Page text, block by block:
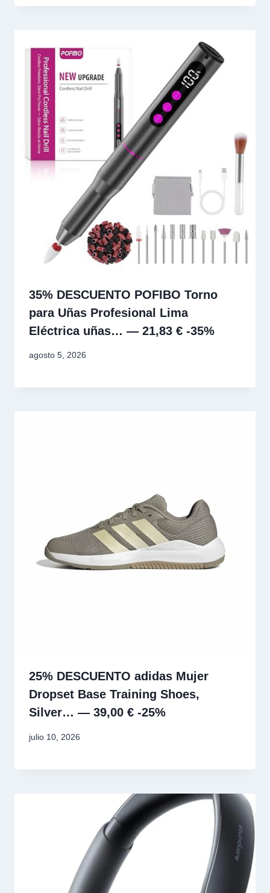
35% DESCUENTO POFIBO Torno
para Uñas Profesional Lima
Eléctrica uñas… — 21,83 € -35%
agosto 5, 2026
25% DESCUENTO adidas Mujer
Dropset Base Training Shoes,
Silver… — 39,00 € -25%
julio 10, 2026